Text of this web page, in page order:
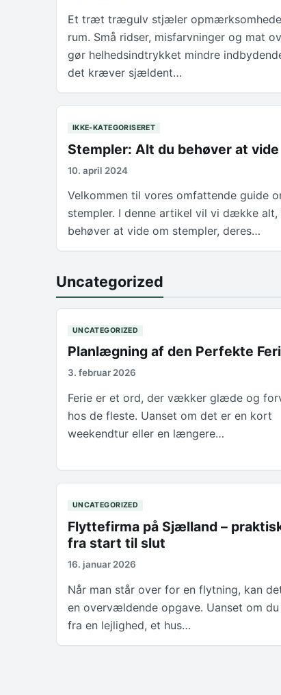
Et træt trægulv stjæler
rum. Små ridser, misfarvninger og mat
gør helhedsindtrykket mindre
det kræver sjældent…
IKKE-KATEGORISERET
Stempler: Alt du behøver at vide
10. april 2024
Velkommen til vores omfattende guide
stempler. I denne artikel vil vi dække alt,
behøver at vide om stempler, deres…
Uncategorized
UNCATEGORIZED
Planlægning af den Perfekte
3. februar 2026
Ferie er et ord, der vækker glæde og
hos de fleste. Uanset om det er en kort
weekendtur eller en længere…
UNCATEGORIZED
Flyttefirma på Sjælland –
fra start til slut
16. januar 2026
Når man står over for en flytning, kan
en overvældende opgave. Uanset om
fra en lejlighed, et hus…